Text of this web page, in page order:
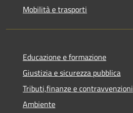
Mobilità e trasporti
Educazione e formazione
Giustizia e sicurezza pubblica
Tributi,finanze e contravvenzioni
Ambiente